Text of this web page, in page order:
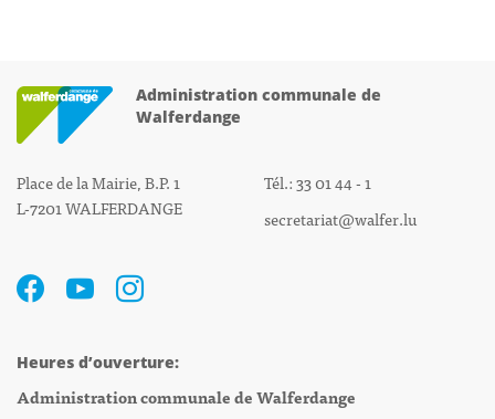
Administration communale de
Walferdange
Place de la Mairie, B.P. 1
L-7201 WALFERDANGE
Tél.: 33 01 44 - 1
secretariat@walfer.lu
Heures d’ouverture:
Administration communale de Walferdange